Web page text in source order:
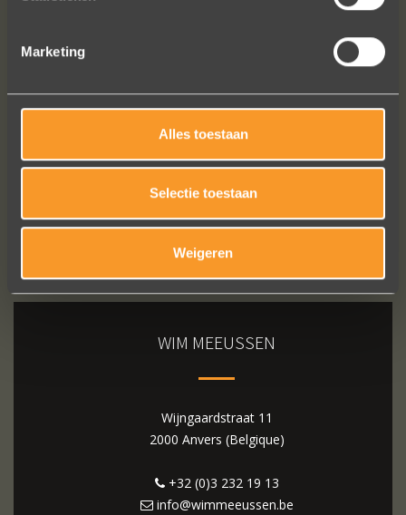
Marketing
Alles toestaan
Selectie toestaan
Weigeren
WIM MEEUSSEN
Wijngaardstraat 11
2000 Anvers (Belgique)
+32 (0)3 232 19 13
info@wimmeeussen.be